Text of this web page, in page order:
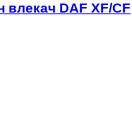
DAF XF/CF